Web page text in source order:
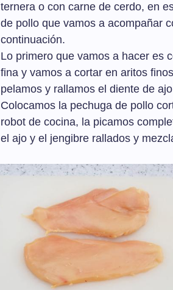
ternera o con carne de cerdo, en
de pollo que vamos a acompañar
continuación.
Lo primero que vamos a hacer es
fina y vamos a cortar en aritos
pelamos y rallamos el diente de
Colocamos la pechuga de pollo
robot de cocina, la picamos
el ajo y el jengibre rallados y